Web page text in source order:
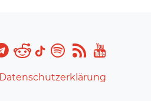
Datenschutzerklärung